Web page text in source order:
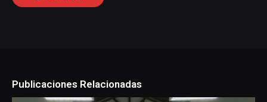
Publicaciones Relacionadas